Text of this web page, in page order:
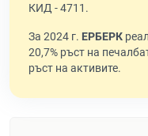
КИД - 4711.
За 2024 г. ЕРБЕРК
20,7% ръст на
ръст на активите.